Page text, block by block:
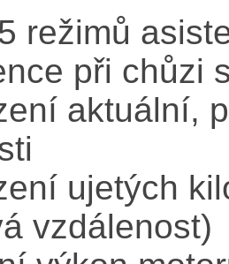
režimů
při chůzi
aktuální,
ujetých
vzdálenost)